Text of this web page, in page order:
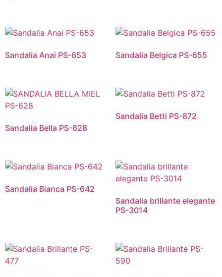
Sandalia Anai PS-653 Sandalia Belgica PS-655
Sandalia Bella PS-628
Sandalia Betti PS-872
Sandalia Bianca PS-642
Sandalia brillante elegante
PS-3014